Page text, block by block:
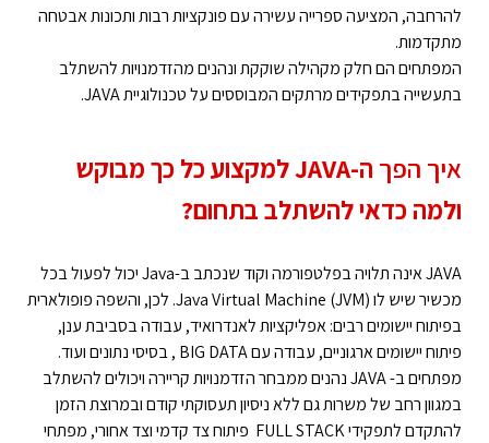
להרחבה, המציעה ספרייה עשירה עם פונקציות רבות ותכונות אבטחה
מתקדמות.
המפתחים הם חלק מקהילה שוקקת ונהנים מהזדמנויות להשתלב
בתעשייה בתפקידים מרתקים המבוססים על טכנולוגיית JAVA.
איך הפך
ה-JAVA למקצוע כל כך מבוקש
ולמה כדאי להשתלב בתחום?
JAVA אינה תלויה בפלטפורמה וקוד שנכתב ב-Java יכול לפעול בכל
מכשיר שיש לו Java Virtual Machine (JVM). לכן, והשפה פופולארית
בפיתוח יישומים רבים: אפליקציות לאנדרואיד, עבודה בסביבת ענן,
פיתוח יישומים ארגוניים, עבודה עם BIG DATA , בסיסי נתונים ועוד.
מפתחים ב- JAVA נהנים ממבחר הזדמנויות קריירה ויכולים להשתלב
במגוון רחב של משרות גם ללא ניסיון תעסוקתי קודם ובמרוצת הזמן
להתקדם לתפקידי FULL STACK פיתוח צד קדמי וצד אחורי, מפתחי